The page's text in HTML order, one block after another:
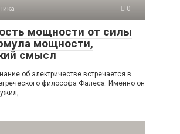
0
мощности от силы
мощности,
смысл
об электричестве встречается в
философа Фалеса. Именно он